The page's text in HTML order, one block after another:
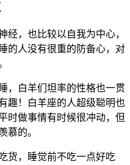
经，也比较以自我为中心，
的人没有很重的防备心，对
，白羊们坦率的性格也一贯
趣！白羊座的人超级聪明也
时做事情有时候很冲动，但
慕的。
货，睡觉前不吃一点好吃